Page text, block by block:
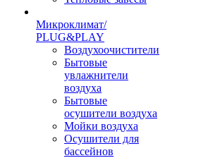
Микроклимат/
PLUG&PLAY
Воздухоочистители
Бытовые
увлажнители
воздуха
Бытовые
осушители воздуха
Мойки воздуха
Осушители для
бассейнов